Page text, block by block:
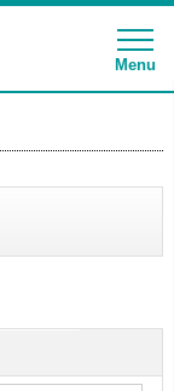
Menu